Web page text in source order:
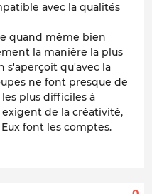
avec la qualités
quand même bien
la manière la plus
s'aperçoit qu'avec la
ne font presque de
plus difficiles à
exigent de la créativité,
font les comptes.